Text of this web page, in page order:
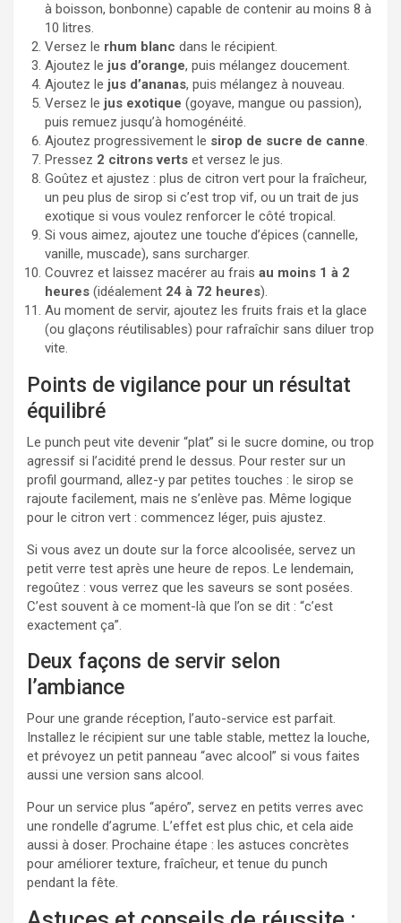
à boisson, bonbonne) capable de contenir au moins 8 à
10 litres.
Versez le rhum blanc dans le récipient.
Ajoutez le jus d’orange, puis mélangez doucement.
Ajoutez le jus d’ananas, puis mélangez à nouveau.
Versez le jus exotique (goyave, mangue ou passion),
puis remuez jusqu’à homogénéité.
Ajoutez progressivement le sirop de sucre de canne.
Pressez 2 citrons verts et versez le jus.
Goûtez et ajustez : plus de citron vert pour la fraîcheur,
un peu plus de sirop si c’est trop vif, ou un trait de jus
exotique si vous voulez renforcer le côté tropical.
Si vous aimez, ajoutez une touche d’épices (cannelle,
vanille, muscade), sans surcharger.
Couvrez et laissez macérer au frais au moins 1 à 2
heures (idéalement 24 à 72 heures).
Au moment de servir, ajoutez les fruits frais et la glace
(ou glaçons réutilisables) pour rafraîchir sans diluer trop
vite.
Points de vigilance pour un résultat
équilibré
Le punch peut vite devenir “plat” si le sucre domine, ou trop
agressif si l’acidité prend le dessus. Pour rester sur un
profil gourmand, allez-y par petites touches : le sirop se
rajoute facilement, mais ne s’enlève pas. Même logique
pour le citron vert : commencez léger, puis ajustez.
Si vous avez un doute sur la force alcoolisée, servez un
petit verre test après une heure de repos. Le lendemain,
regoûtez : vous verrez que les saveurs se sont posées.
C’est souvent à ce moment-là que l’on se dit : “c’est
exactement ça”.
Deux façons de servir selon
l’ambiance
Pour une grande réception, l’auto-service est parfait.
Installez le récipient sur une table stable, mettez la louche,
et prévoyez un petit panneau “avec alcool” si vous faites
aussi une version sans alcool.
Pour un service plus “apéro”, servez en petits verres avec
une rondelle d’agrume. L’effet est plus chic, et cela aide
aussi à doser. Prochaine étape : les astuces concrètes
pour améliorer texture, fraîcheur, et tenue du punch
pendant la fête.